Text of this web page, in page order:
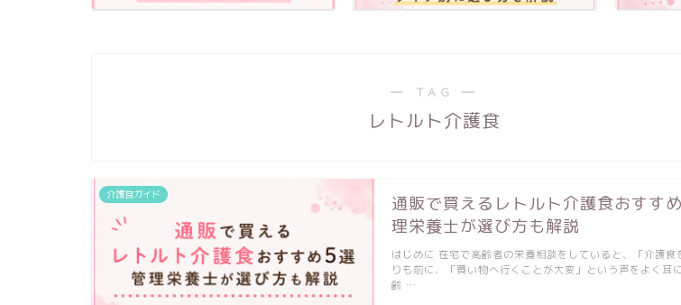
― TAG ―
レトルト介護食
介護食ガイド
通販で買えるレトルト介護食おすす
理栄養士が選び方も解説
はじめに 在宅で高齢者の栄養相談をしていると、「介護食
りも前に、「買い物へ行くことが大変」という声をよく耳
齢 …